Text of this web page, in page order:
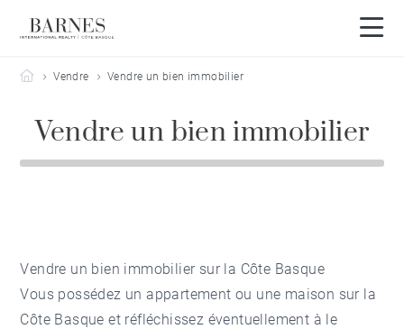
Barnes Côte Basque
Vendre Vendre un bien immobilier
Vendre un bien immobilier
Vendre un bien immobilier sur la Côte Basque
Vous possédez un appartement ou une maison sur la
Côte Basque et réfléchissez éventuellement à le